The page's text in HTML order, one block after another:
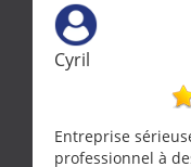
Cyril
Entreprise
professionnel à